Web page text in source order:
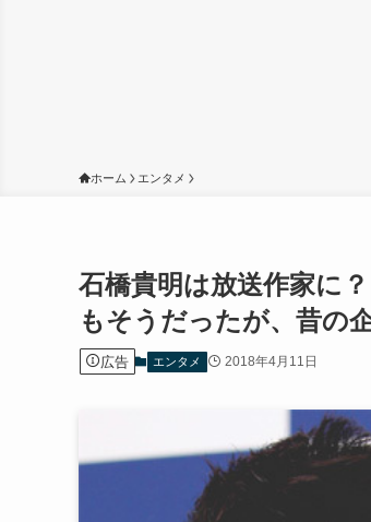
ホーム エンタメ
石橋貴明は放送作家に
もそうだったが、昔の
広告 エンタメ 2018年4月11日